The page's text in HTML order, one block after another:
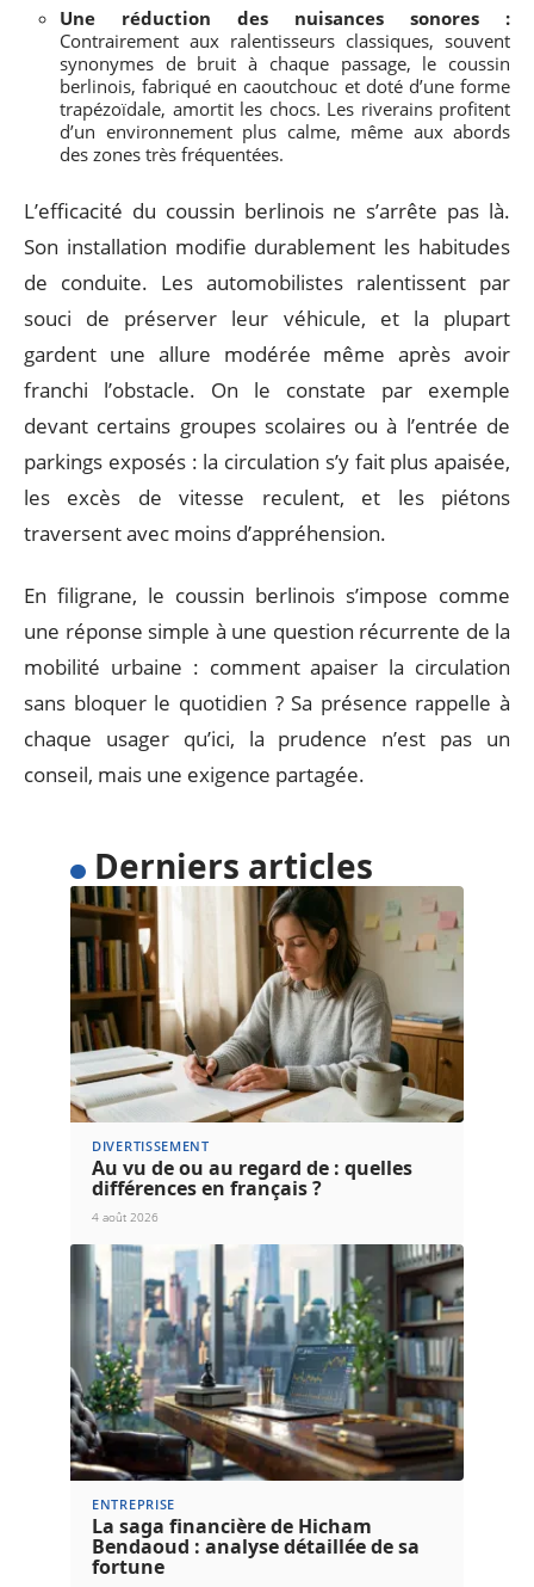
Une réduction des nuisances sonores :
Contrairement aux ralentisseurs classiques, souvent
synonymes de bruit à chaque passage, le coussin
berlinois, fabriqué en caoutchouc et doté d’une forme
trapézoïdale, amortit les chocs. Les riverains profitent
d’un environnement plus calme, même aux abords
des zones très fréquentées.
L’efficacité du coussin berlinois ne s’arrête pas là.
Son installation modifie durablement les habitudes
de conduite. Les automobilistes ralentissent par
souci de préserver leur véhicule, et la plupart
gardent une allure modérée même après avoir
franchi l’obstacle. On le constate par exemple
devant certains groupes scolaires ou à l’entrée de
parkings exposés : la circulation s’y fait plus apaisée,
les excès de vitesse reculent, et les piétons
traversent avec moins d’appréhension.
En filigrane, le coussin berlinois s’impose comme
une réponse simple à une question récurrente de la
mobilité urbaine : comment apaiser la circulation
sans bloquer le quotidien ? Sa présence rappelle à
chaque usager qu’ici, la prudence n’est pas un
conseil, mais une exigence partagée.
Derniers articles
DIVERTISSEMENT
Au vu de ou au regard de : quelles
différences en français ?
4 août 2026
ENTREPRISE
La saga financière de Hicham
Bendaoud : analyse détaillée de sa
fortune